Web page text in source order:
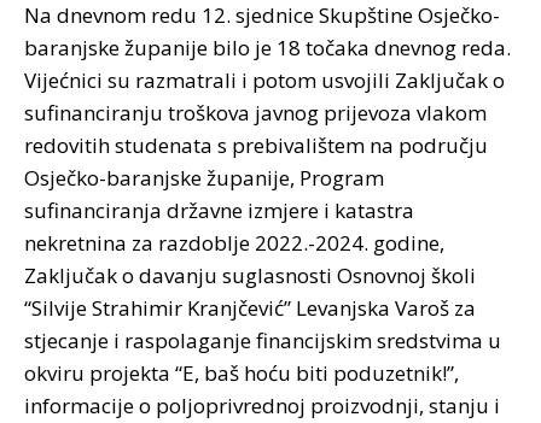
Na dnevnom redu 12. sjednice Skupštine Osječko-
baranjske županije bilo je 18 točaka dnevnog reda.
Vijećnici su razmatrali i potom usvojili Zaključak o
sufinanciranju troškova javnog prijevoza vlakom
redovitih studenata s prebivalištem na području
Osječko-baranjske županije, Program
sufinanciranja državne izmjere i katastra
nekretnina za razdoblje 2022.-2024. godine,
Zaključak o davanju suglasnosti Osnovnoj školi
“Silvije Strahimir Kranjčević” Levanjska Varoš za
stjecanje i raspolaganje financijskim sredstvima u
okviru projekta “E, baš hoću biti poduzetnik!”,
informacije o poljoprivrednoj proizvodnji, stanju i